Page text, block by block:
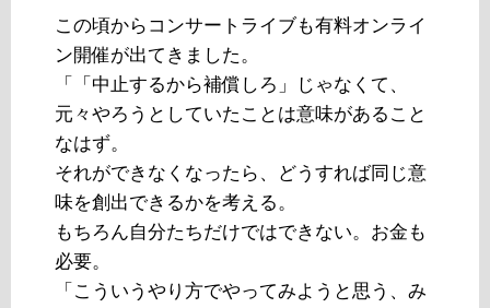
この頃からコンサートライブも有料オンライ
ン開催が出てきました。
「「中止するから補償しろ」じゃなくて、
元々やろうとしていたことは意味があること
なはず。
それができなくなったら、どうすれば同じ意
味を創出できるかを考える。
もちろん自分たちだけではできない。お金も
必要。
「こういうやり方でやってみようと思う、み